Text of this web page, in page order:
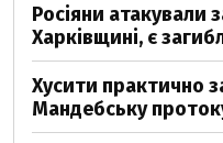
Росіяни атакували
Харківщині, є
Хусити практично
Мандебську